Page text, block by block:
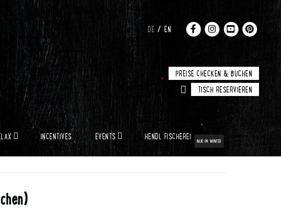
DE EN
PREISE CHECKEN & BUCHEN
TISCH RESERVIEREN
INCENTIVES EVENTS HENDL FISCHEREI NUR IM WINTER